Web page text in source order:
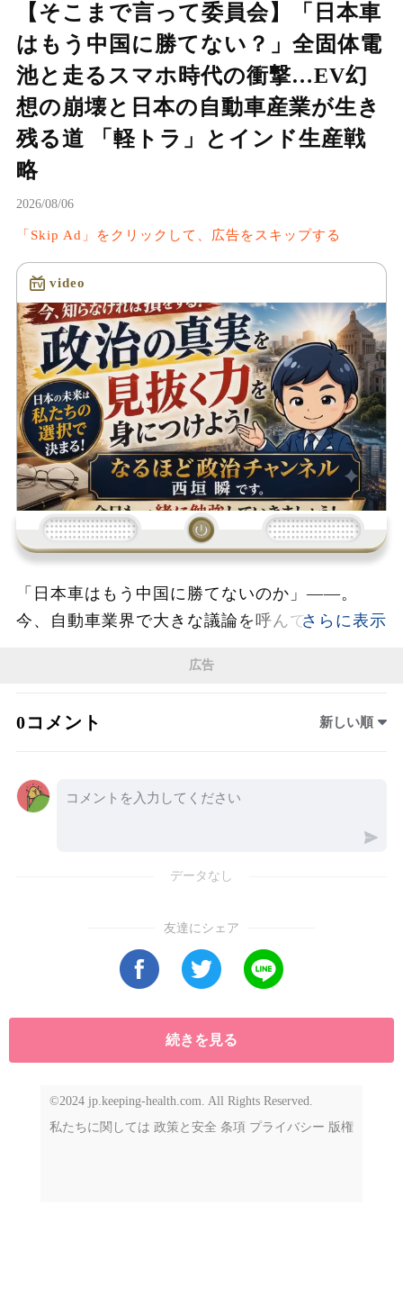
【そこまで言って委員会】「日本車
はもう中国に勝てない？」全固体電
池と走るスマホ時代の衝撃…EV幻
想の崩壊と日本の自動車産業が生き
残る道 「軽トラ」とインド生産戦
略
2026/08/06
「Skip Ad」をクリックして、広告をスキップする
video
読み込み中...
「日本車はもう中国に勝てないのか」――。
今、自動車業界で大きな議論を呼んでいるの
略だ。専門家による討論では、中国が国家規模
まり、日本企業がこれまで誇ってきた「高品
可能性が指摘された。特に衝撃を与えたのが、
全固体電池の登場だ。2027年から2028年にかけ
まさに「走るスマートフォン時代」の幕開けと
もいえる状況だ。一方で、EVが世界中で一気に
普及するという見方には疑問の声もある。充電
広告
0コメント 新しい順
データなし
友達にシェア
続きを見る
©2024 jp.keeping-health.com. All Rights Reserved.
私たちに関しては 政策と安全 条項 プライバシー 版権